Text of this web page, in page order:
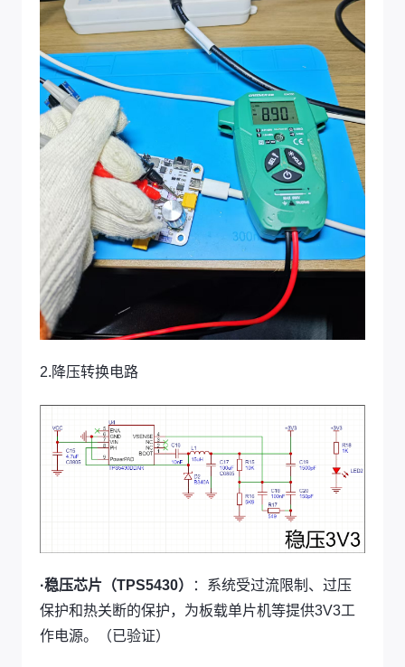
2.降压转换电路
·稳压芯片（TPS5430）
：系统受过流限制、过压
保护和热关断的保护，为板载单片机等提供3V3工
作电源。（已验证）